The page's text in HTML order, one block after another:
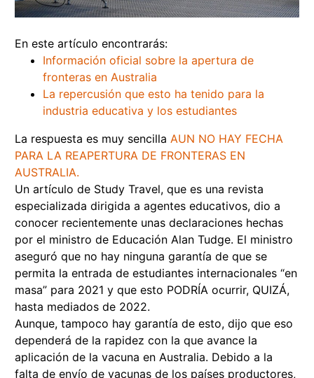
En este artículo encontrarás:
Información oficial sobre la apertura de
fronteras en Australia
La repercusión que esto ha tenido para la
industria educativa y los estudiantes
La respuesta es muy sencilla AUN NO HAY FECHA
PARA LA REAPERTURA DE FRONTERAS EN
AUSTRALIA.
Un artículo de Study Travel, que es una revista
especializada dirigida a agentes educativos, dio a
conocer recientemente unas declaraciones hechas
por el ministro de Educación Alan Tudge. El ministro
aseguró que no hay ninguna garantía de que se
permita la entrada de estudiantes internacionales “en
masa” para 2021 y que esto PODRÍA ocurrir, QUIZÁ,
hasta mediados de 2022.
Aunque, tampoco hay garantía de esto, dijo que eso
dependerá de la rapidez con la que avance la
aplicación de la vacuna en Australia. Debido a la
falta de envío de vacunas de los países productores,